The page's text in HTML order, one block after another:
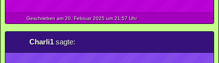
Geschrieben am 20. Februar2025um 21:57 Uhr
Charli1sagte: